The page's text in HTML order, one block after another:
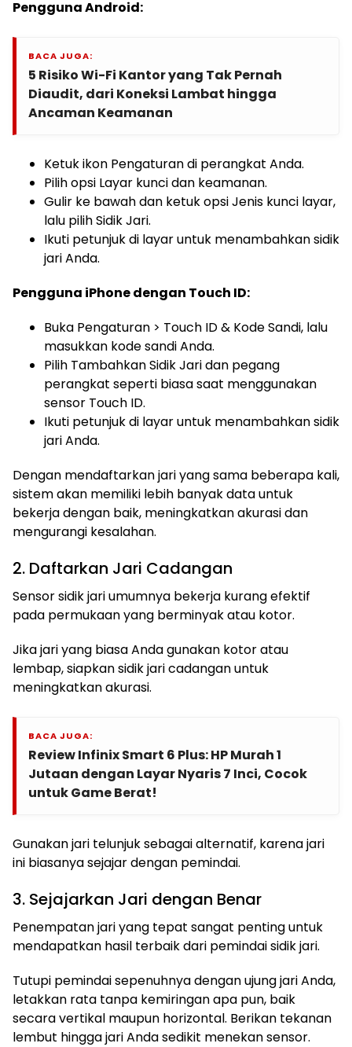
Pengguna Android:
BACA JUGA:
5 Risiko Wi-Fi Kantor yang Tak Pernah
Diaudit, dari Koneksi Lambat hingga
Ancaman Keamanan
Ketuk ikon Pengaturan di perangkat Anda.
Pilih opsi Layar kunci dan keamanan.
Gulir ke bawah dan ketuk opsi Jenis kunci layar,
lalu pilih Sidik Jari.
Ikuti petunjuk di layar untuk menambahkan sidik
jari Anda.
Pengguna iPhone dengan Touch ID:
Buka Pengaturan > Touch ID & Kode Sandi, lalu
masukkan kode sandi Anda.
Pilih Tambahkan Sidik Jari dan pegang
perangkat seperti biasa saat menggunakan
sensor Touch ID.
Ikuti petunjuk di layar untuk menambahkan sidik
jari Anda.
Dengan mendaftarkan jari yang sama beberapa kali,
sistem akan memiliki lebih banyak data untuk
bekerja dengan baik, meningkatkan akurasi dan
mengurangi kesalahan.
2. Daftarkan Jari Cadangan
Sensor sidik jari umumnya bekerja kurang efektif
pada permukaan yang berminyak atau kotor.
Jika jari yang biasa Anda gunakan kotor atau
lembap, siapkan sidik jari cadangan untuk
meningkatkan akurasi.
BACA JUGA:
Review Infinix Smart 6 Plus: HP Murah 1
Jutaan dengan Layar Nyaris 7 Inci, Cocok
untuk Game Berat!
Gunakan jari telunjuk sebagai alternatif, karena jari
ini biasanya sejajar dengan pemindai.
3. Sejajarkan Jari dengan Benar
Penempatan jari yang tepat sangat penting untuk
mendapatkan hasil terbaik dari pemindai sidik jari.
Tutupi pemindai sepenuhnya dengan ujung jari Anda,
letakkan rata tanpa kemiringan apa pun, baik
secara vertikal maupun horizontal. Berikan tekanan
lembut hingga jari Anda sedikit menekan sensor.